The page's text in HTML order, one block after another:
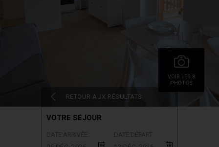
VOIR LES 8
PHOTOS
RETOUR AUX RÉSULTATS
VOTRE SÉJOUR